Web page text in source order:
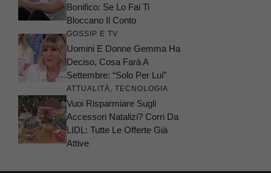
Bonifico: Se Lo Fai Ti
Bloccano Il Conto
GOSSIP E TV
Uomini E Donne Gemma Ha
Deciso, Cosa Farà A
Settembre: “Solo Per Lui”
ATTUALITÀ, TECNOLOGIA
Vuoi Risparmiare Sugli
Accessori Natalizi? Corri Da
LIDL: Tutte Le Offerte Già
Attive